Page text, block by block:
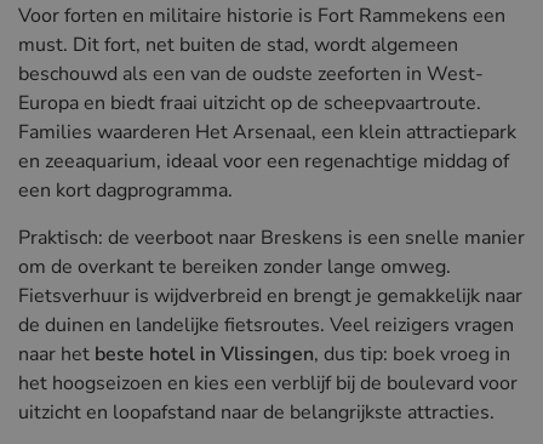
Voor forten en militaire historie is Fort Rammekens een
must. Dit fort, net buiten de stad, wordt algemeen
beschouwd als een van de oudste zeeforten in West-
Europa en biedt fraai uitzicht op de scheepvaartroute.
Families waarderen Het Arsenaal, een klein attractiepark
en zeeaquarium, ideaal voor een regenachtige middag of
een kort dagprogramma.
Praktisch: de veerboot naar Breskens is een snelle manier
om de overkant te bereiken zonder lange omweg.
Fietsverhuur is wijdverbreid en brengt je gemakkelijk naar
de duinen en landelijke fietsroutes. Veel reizigers vragen
naar het beste hotel in Vlissingen, dus tip: boek vroeg in
het hoogseizoen en kies een verblijf bij de boulevard voor
uitzicht en loopafstand naar de belangrijkste attracties.